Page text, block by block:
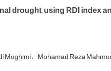
drought, using RDI index
Moghimi Mohamad Reza